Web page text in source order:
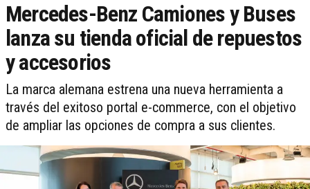
Mercedes-Benz Camiones y Buses
lanza su tienda oficial de repuestos
y accesorios
La marca alemana estrena una nueva herramienta a
través del exitoso portal e-commerce, con el objetivo
de ampliar las opciones de compra a sus clientes.